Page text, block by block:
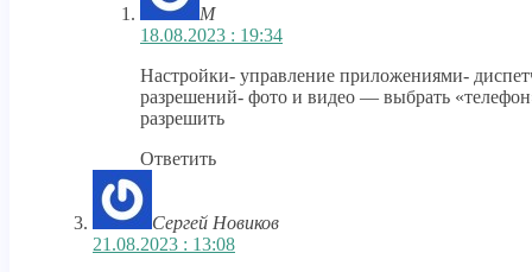
M
18.08.2023 : 19:34
Настройки- управление приложениями-
разрешений- фото и видео — выбрать
разрешить
Ответить
Сергей Новиков
21.08.2023 : 13:08